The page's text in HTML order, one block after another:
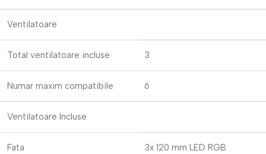
Ventilatoare
Total ventilatoare incluse 3
Numar maxim compatibile 6
Ventilatoare Incluse
Fata 3x 120 mm LED RGB